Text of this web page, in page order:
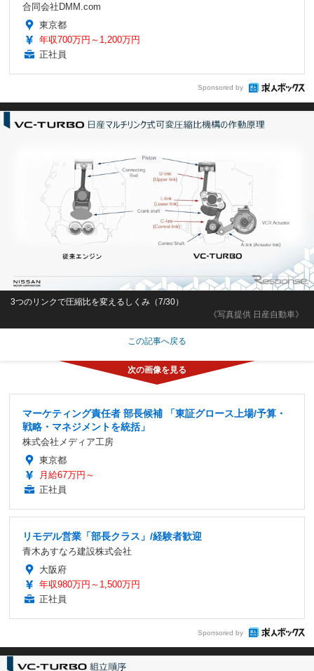
合同会社DMM.com
東京都
年収700万円～1,200万円
正社員
Sponsored by
《写真提供 日産自動車》
3つのリンクで圧縮比を変えるしくみ（7/30）
この記事へ戻る
マーケティング責任者 部長候補 「東証グロース上場/予算・
戦略・マネジメントを統括」
株式会社メディア工房
東京都
月給67万円～
正社員
リモデル営業「部長クラス」/経験者歓迎
青木あすなろ建設株式会社
大阪府
年収980万円～1,500万円
正社員
Sponsored by